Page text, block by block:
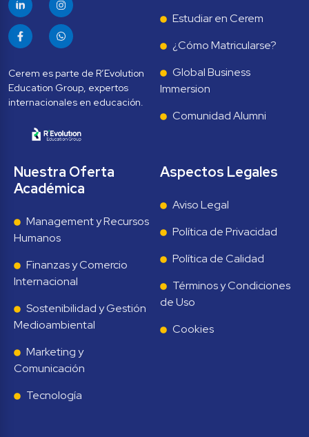
Cerem es parte de R’Evolution
Education Group, expertos
Estudiar en Cerem
¿Cómo Matricularse?
Global Business
Immersion
Comunidad Alumni
Nuestra Oferta
Académica
Management y Recursos
Humanos
Finanzas y Comercio
Internacional
Sostenibilidad y Gestión
Medioambiental
Marketing y
Comunicación
Tecnología
Aspectos Legales
Aviso Legal
Política de Privacidad
Política de Calidad
Términos y Condiciones
de Uso
Cookies